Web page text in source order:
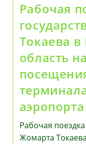
Рабочая
Токаева
область
Рабочая
Жомарта